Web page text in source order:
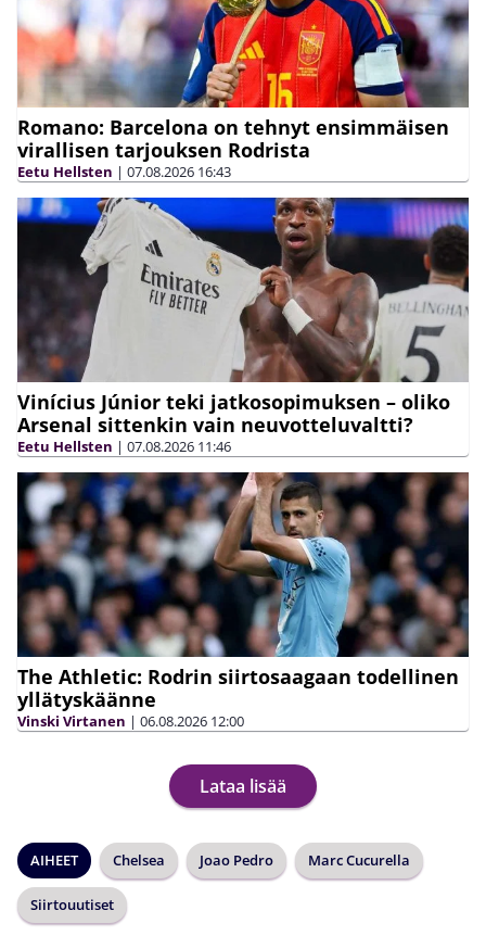
Romano: Barcelona on tehnyt ensimmäisen
virallisen tarjouksen Rodrista
Eetu Hellsten | 07.08.2026 16:43
Vinícius Júnior teki jatkosopimuksen – oliko
Arsenal sittenkin vain neuvotteluvaltti?
Eetu Hellsten | 07.08.2026 11:46
The Athletic: Rodrin siirtosaagaan todellinen
yllätyskäänne
Vinski Virtanen | 06.08.2026 12:00
Lataa lisää
AIHEET Chelsea Joao Pedro Marc Cucurella
Siirtouutiset